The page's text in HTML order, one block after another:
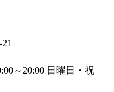
～20:00 日曜日・祝